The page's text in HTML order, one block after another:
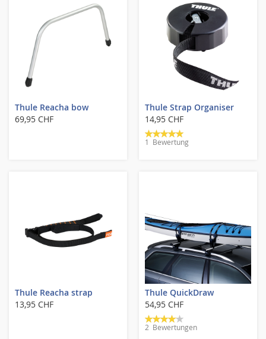
Thule Reacha bow
69,95 CHF
Thule Strap Organiser
14,95 CHF
Bewertung:
100%
1 Bewertung
Thule Reacha strap
13,95 CHF
Thule QuickDraw
54,95 CHF
Bewertung:
80%
2 Bewertungen